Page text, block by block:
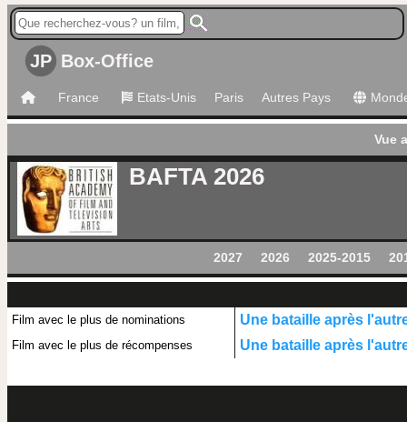
JP Box-Office
France Etats-Unis Paris Autres Pays
Vue
BAFTA 2026
2027 2026 2025-2015
Film avec le plus de nominations Une bataille après
Film avec le plus de récompenses Une bataille après